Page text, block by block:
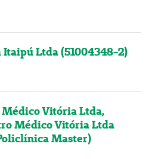
Ltda (51004348-2)
Vitória Ltda,
Médico Vitória Ltda
Master)